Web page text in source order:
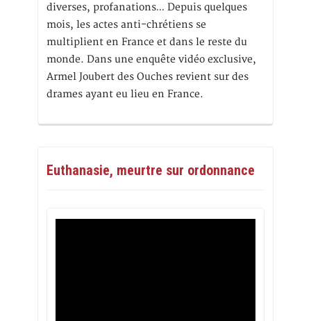
diverses, profanations… Depuis quelques
mois, les actes anti-chrétiens se
multiplient en France et dans le reste du
monde. Dans une enquête vidéo exclusive,
Armel Joubert des Ouches revient sur des
drames ayant eu lieu en France.
Euthanasie, meurtre sur ordonnance